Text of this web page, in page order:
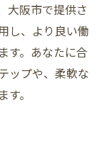
大阪市で提供さ
し、より良い働
す。あなたに合
ップや、柔軟な
。